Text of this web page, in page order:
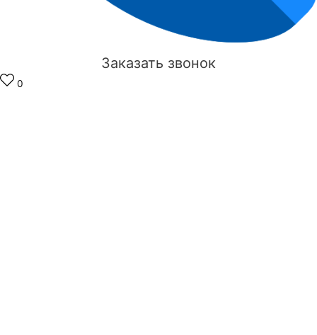
Заказать звонок
0